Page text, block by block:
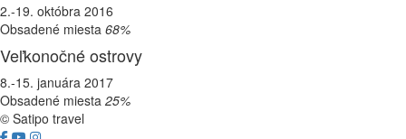
2.-19. októbra 2016
Obsadené miesta 68%
Veľkonočné ostrovy
8.-15. januára 2017
Obsadené miesta 25%
© Satipo travel